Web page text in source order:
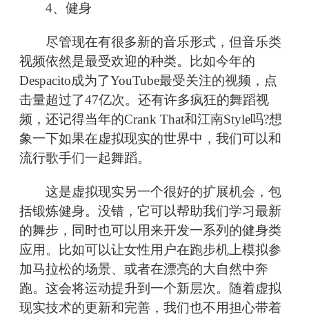
4、健身
尽管现在有很多新的音乐形式，但音乐类
视频依然是最受欢迎的种类。比如今年的
Despacito成为了YouTube最受关注的视频，点
击量超过了47亿次。还有许多疯狂的舞蹈视
频，还记得当年的Crank That和江南Style吗?想
象一下如果在虚拟现实的世界中，我们可以和
流行歌手们一起舞蹈。
这是虚拟现实另一个很好的扩展机会，包
括锻炼健身。没错，它可以帮助我们学习最新
的舞步，同时也可以用来开发一系列的健身类
应用。比如可以让女性用户在跑步机上模拟参
加马拉松的场景、或者在漂亮的大自然中奔
跑。这会将运动提升到一个新层次。随着虚拟
现实技术的更新和完善，我们也不用担心带着